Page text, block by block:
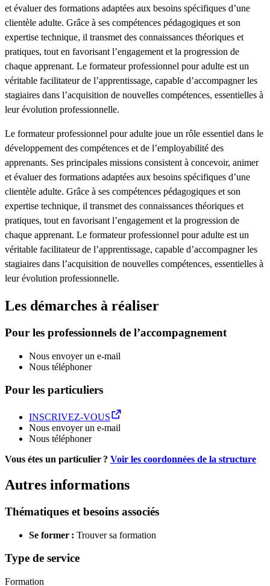
et évaluer des formations adaptées aux besoins spécifiques d’une
clientèle adulte. Grâce à ses compétences pédagogiques et son
expertise technique, il transmet des connaissances théoriques et
pratiques, tout en favorisant l’engagement et la progression de
chaque apprenant. Le formateur professionnel pour adulte est un
véritable facilitateur de l’apprentissage, capable d’accompagner les
stagiaires dans l’acquisition de nouvelles compétences, essentielles à
leur évolution professionnelle.
Le formateur professionnel pour adulte joue un rôle essentiel dans le
développement des compétences et de l’employabilité des
apprenants. Ses principales missions consistent à concevoir, animer
et évaluer des formations adaptées aux besoins spécifiques d’une
clientèle adulte. Grâce à ses compétences pédagogiques et son
expertise technique, il transmet des connaissances théoriques et
pratiques, tout en favorisant l’engagement et la progression de
chaque apprenant. Le formateur professionnel pour adulte est un
véritable facilitateur de l’apprentissage, capable d’accompagner les
stagiaires dans l’acquisition de nouvelles compétences, essentielles à
leur évolution professionnelle.
Les démarches à réaliser
Pour les professionnels de l’accompagnement
Nous envoyer un e-mail
Nous téléphoner
Pour les particuliers
INSCRIVEZ-VOUS
Nous envoyer un e-mail
Nous téléphoner
Vous étes un particulier ? Voir les coordonnées de la structure
Autres informations
Thématiques et besoins associés
Se former : Trouver sa formation
Type de service
Formation